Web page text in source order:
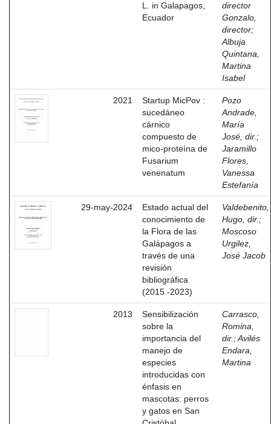
L. in Galapagos,
Ecuador
director
Gonzalo,
director;
Albuja
Quintana,
Martina
Isabel
2021
Startup MicPov :
sucedáneo
cárnico
compuesto de
mico-proteína de
Fusarium
venenatum
Pozo
Andrade,
María
José, dir. ;
Jaramillo
Flores,
Vanessa
Estefanía
29-may-2024
Estado actual del
conocimiento de
la Flora de las
Galápagos a
través de una
revisión
bibliográfica
(2015 -2023)
Valdebenito,
Hugo, dir. ;
Moscoso
Urgilez,
José Jacob
2013
Sensibilización
sobre la
importancia del
manejo de
especies
introducidas con
énfasis en
mascotas: perros
y gatos en San
Carrasco,
Romina,
dir. ;Avilés
Endara,
Martina